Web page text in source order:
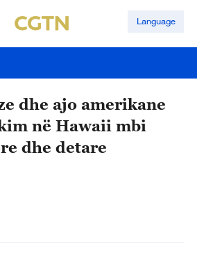
Language
dhe ajo amerikane
në Hawaii mbi
dhe detare